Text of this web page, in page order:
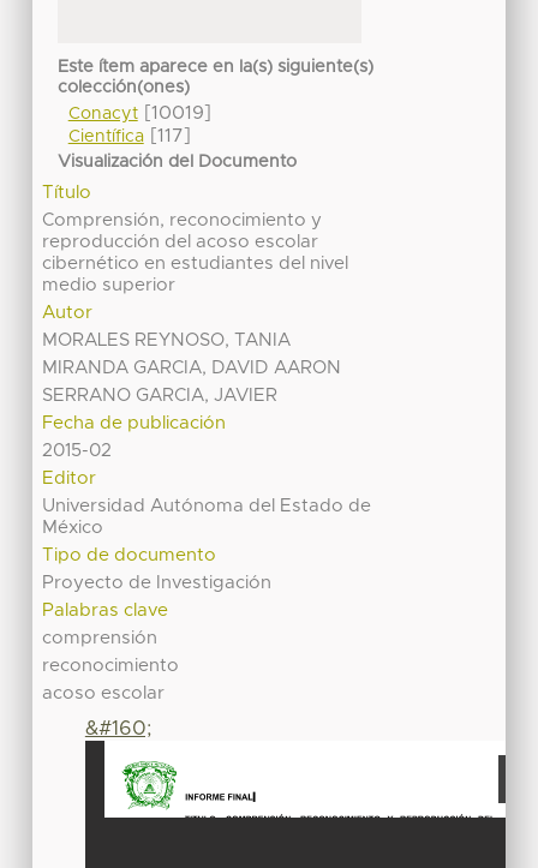
Este ítem aparece en la(s) siguiente(s)
colección(ones)
Conacyt[10019]
Científica[117]
Visualización del Documento
Título
Comprensión, reconocimiento y
reproducción del acoso escolar
cibernético en estudiantes del nivel
medio superior
Autor
MORALES REYNOSO, TANIA
MIRANDA GARCIA, DAVID AARON
SERRANO GARCIA, JAVIER
Fecha de publicación
2015-02
Editor
Universidad Autónoma del Estado de
México
Tipo de documento
Proyecto de Investigación
Palabras clave
comprensión
reconocimiento
acoso escolar
&#160;